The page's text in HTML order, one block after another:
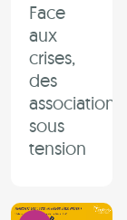
Face
aux
crises,
des
associations
sous
tension